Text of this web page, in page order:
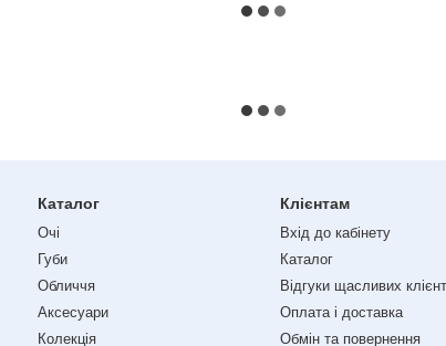
Каталог
Очі
Губи
Обличчя
Аксесуари
Колекція
Клієнтам
Вхід до кабінету
Каталог
Відгуки щасливих
Оплата і доставка
Обмін та повернення